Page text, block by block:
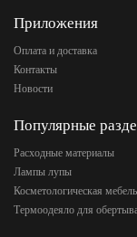
Приложения
Оплата и доставка
Контакты
Новости
Популярные
Расходные материалы
Лампы лупы
Косметологическая мебель
Термоодеяло для